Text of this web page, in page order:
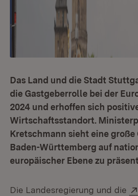
Das Land und die Stadt
die Gastgeberrolle bei der
2024 und erhoffen sich
Wirtschaftsstandort.
Kretschmann sieht eine große
Baden-Württemberg auf
europäischer Ebene zu
Die Landesregierung und die